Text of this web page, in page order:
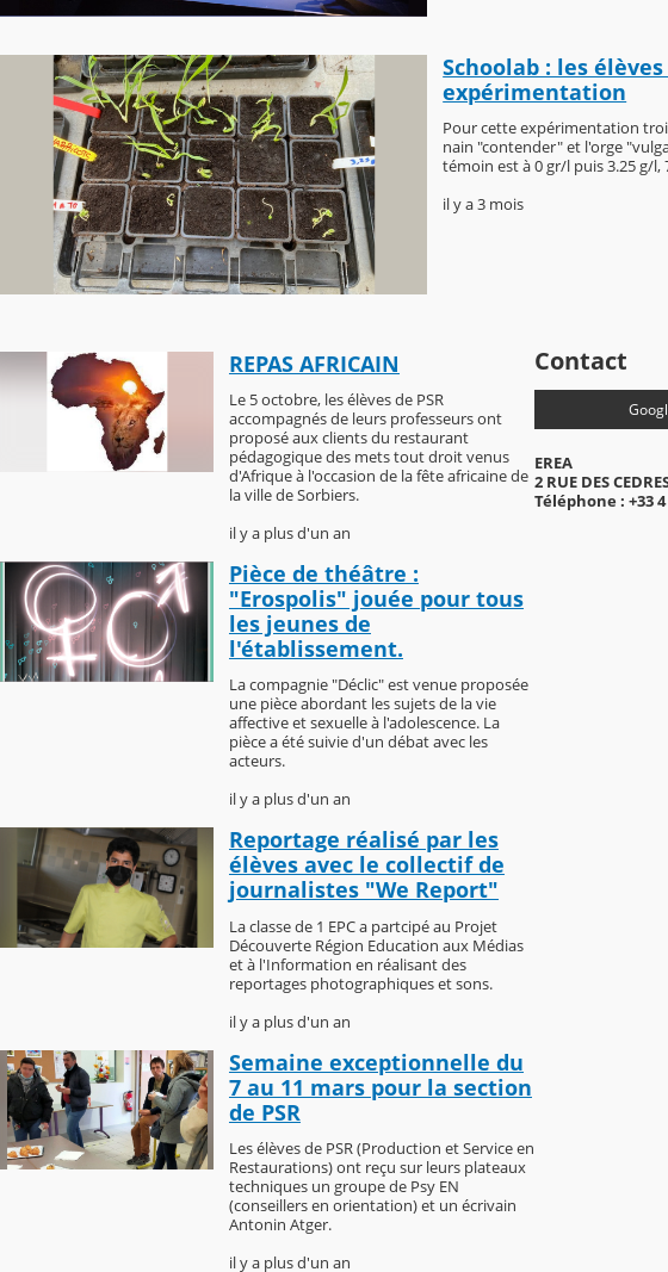
Schoolab : les
expérimentation
Pour cette expérimentation
nain "contender" et l'orge
témoin est à 0 gr/l puis 3.25 g/l,
il y a 3 mois
REPAS AFRICAIN
Le 5 octobre, les élèves de PSR
accompagnés de leurs professeurs ont
proposé aux clients du restaurant
pédagogique des mets tout droit venus
d'Afrique à l'occasion de la fête africaine de
la ville de Sorbiers.
il y a plus d'un an
Pièce de théâtre :
"Erospolis" jouée pour tous
les jeunes de
l'établissement.
La compagnie "Déclic" est venue proposée
une pièce abordant les sujets de la vie
affective et sexuelle à l'adolescence. La
pièce a été suivie d'un débat avec les
acteurs.
il y a plus d'un an
Reportage réalisé par les
élèves avec le collectif de
journalistes "We Report"
La classe de 1 EPC a partcipé au Projet
Découverte Région Education aux Médias
et à l'Information en réalisant des
reportages photographiques et sons.
il y a plus d'un an
Semaine exceptionnelle du
7 au 11 mars pour la section
de PSR
Les élèves de PSR (Production et Service en
Restaurations) ont reçu sur leurs plateaux
techniques un groupe de Psy EN
(conseillers en orientation) et un écrivain
Antonin Atger.
il y a plus d'un an
Contact
EREA
2 RUE DES
Téléphone : +33 4